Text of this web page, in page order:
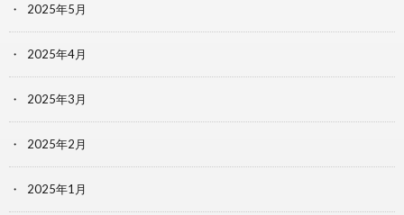
2025年5月
2025年4月
2025年3月
2025年2月
2025年1月